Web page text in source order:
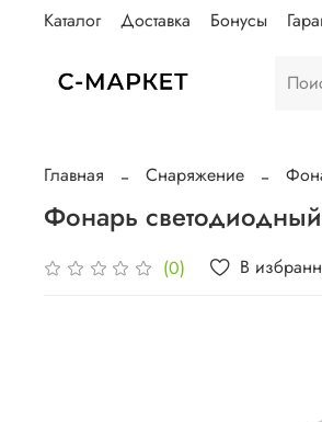
Каталог Доставка Бонусы
Главная Снаряжение
(0) В